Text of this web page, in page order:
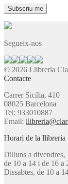
Segueix-nos
© 2026 Llibreria
Contacte
Carrer Sicília, 410
08025 Barcelona
Tel: 933010887
Email:
Horari de la llibreria
Dilluns a divendres,
de 10 a 14 i de 16 a
Dissabtes, de 10 a